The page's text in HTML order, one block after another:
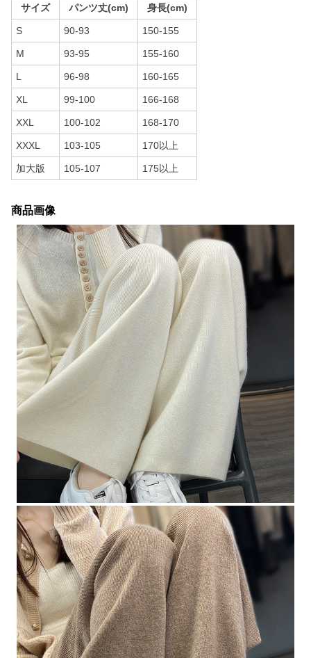
サイズ パンツ丈(cm) 身長(cm)
S 90-93 150-155
M 93-95 155-160
L 96-98 160-165
XL 99-100 166-168
XXL 100-102 168-170
XXXL 103-105 170以上
加大版 105-107 175以上
商品画像